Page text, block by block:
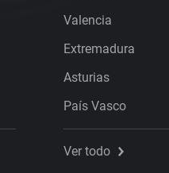
Valencia
Extremadura
Asturias
País Vasco
Ver todo